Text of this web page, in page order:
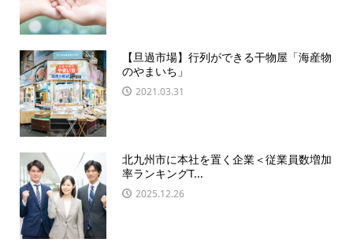
【旦過市場】行列ができる干物屋「海産物
のやまいち」
2021.03.31
北九州市に本社を置く企業＜従業員数増加
率ランキングT...
2025.12.26